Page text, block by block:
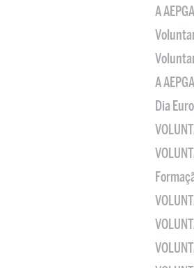
A
A
Dia